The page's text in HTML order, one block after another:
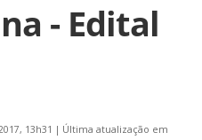
- Edital
13h31 | Última atualização em